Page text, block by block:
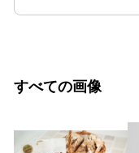
すべての画像